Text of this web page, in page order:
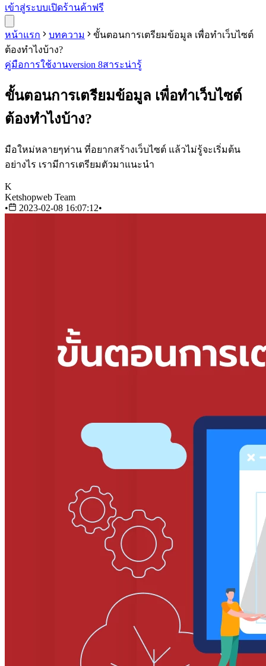
เข้าสู่ระบบเปิดร้านค้าฟรี
หน้าแรก บทความ
ขั้นตอนการเตรียมข้อมูล เพื่อทำเว็บไซต์
ต้องทำไงบ้าง?
คู่มือการใช้งานversion 8สาระน่ารู้
ขั้นตอนการเตรียมข้อมูล เพื่อทำเว็บไซต์
ต้องทำไงบ้าง?
มือใหม่หลายๆท่าน ที่อยากสร้างเว็บไซต์ แล้วไม่รู้จะเริ่มต้น
อย่างไร เรามีการเตรียมตัวมาแนะนำ
K
Ketshopweb Team
•
2023-02-08 16:07:12•